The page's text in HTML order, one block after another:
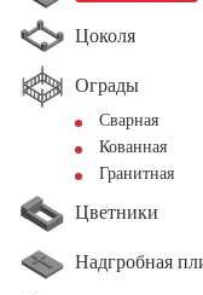
Цоколя
Ограды
Сварная
Кованная
Гранитная
Цветники
Надгробная